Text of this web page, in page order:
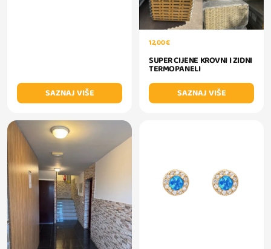
SAZNAJ VIŠE
12,00 €
SUPER CIJENE KROVNI I ZIDNI
TERMOPANELI
SAZNAJ VIŠE